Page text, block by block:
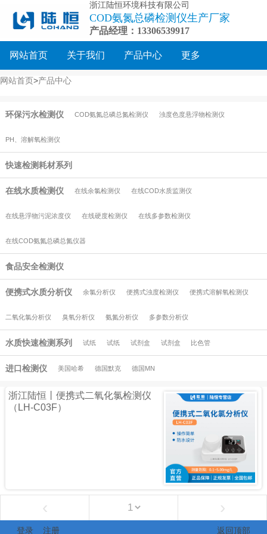
浙江陆恒环境科技有限公司
COD氨氮总磷检测仪生产厂家
产品经理：13306539917
网站首页 关于我们 产品中心 更多
网站首页>产品中心
环保污水检测仪 COD氨氮总磷总氮检测仪 浊度色度悬浮物检测仪
PH、溶解氧检测仪
快速检测耗材系列
在线水质检测仪 在线余氯检测仪 在线COD水质监测仪
在线悬浮物污泥浓度仪 在线硬度检测仪 在线多参数检测仪
在线COD氨氮总磷总氮仪器
食品安全检测仪
便携式水质分析仪 余氯分析仪 便携式浊度检测仪 便携式溶解氧检测仪
二氧化氯分析仪 臭氧分析仪 氨氮分析仪 多参数分析仪
水质快速检测系列 试纸 试纸 试剂盒 试剂盒 比色管
进口检测仪 美国哈希 德国默克 德国MN
浙江陆恒丨便携式二氧化氯检测仪
（LH-C03F）
‹ ›
登录 注册 返回顶部